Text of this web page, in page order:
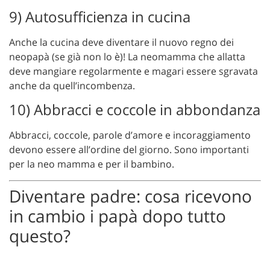
9) Autosufficienza in cucina
Anche la cucina deve diventare il nuovo regno dei
neopapà (se già non lo è)! La neomamma che allatta
deve mangiare regolarmente e magari essere sgravata
anche da quell’incombenza.
10) Abbracci e coccole in abbondanza
Abbracci, coccole, parole d’amore e incoraggiamento
devono essere all’ordine del giorno. Sono importanti
per la neo mamma e per il bambino.
Diventare padre: cosa ricevono
in cambio i papà dopo tutto
questo?